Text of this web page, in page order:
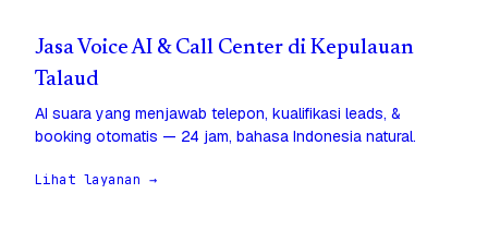
Jasa Voice AI & Call Center di Kepulauan
Talaud
AI suara yang menjawab telepon, kualifikasi leads, &
booking otomatis — 24 jam, bahasa Indonesia natural.
Lihat layanan →